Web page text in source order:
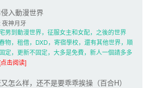
入動漫世界
夜神月牙
男到動漫世界，征服女主和女配，之後的世界
物，租借，DXD，寄宿學校，還有其他世界，順
定，更新不固定，大多是免費，新人一個請多多
击阅读]
怎么样，还不是要乖乖挨操（百合H）